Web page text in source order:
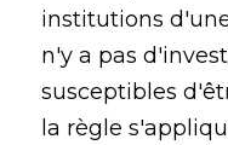
institutions
n'y a pas
susceptibles
la règle